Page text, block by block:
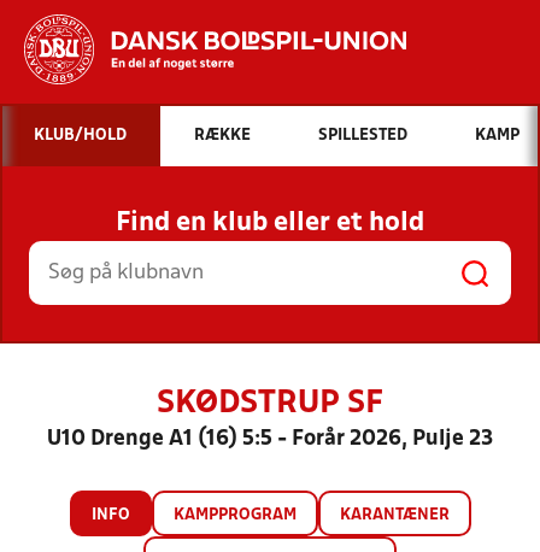
Hvad vil du søge efter?
INDHOLD OG NYHEDER
STILLINGER, RESULTATER, KLUBBER OG
HOLD
KLUB/HOLD RÆKKE SPILLESTED KAMP
Find en klub eller et hold
SKØDSTRUP SF
U10 Drenge A1 (16) 5:5 - Forår 2026, Pulje 23
INFO KAMPPROGRAM KARANTÆNER